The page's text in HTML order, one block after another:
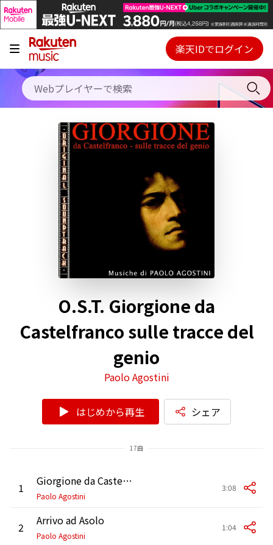
キャンペーン
料金プラン
使い方
初回30日間無料お試し
Webプレイヤー
ご契約内容の確認・変更
楽天IDでログイン
O.S.T. Giorgione da
Castelfranco sulle tracce del
genio
Paolo Agostini
はじめから再生 シェア
17曲
1 Giorgione da Castelfranco
Paolo Agostini
3:08
2 Arrivo ad Asolo
Paolo Agostini
1:04